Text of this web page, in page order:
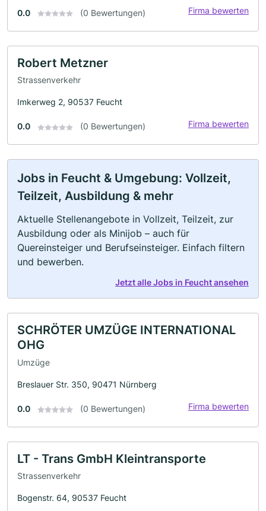
0.0 (0 Bewertungen) Firma bewerten
Robert Metzner
Strassenverkehr
Imkerweg 2, 90537 Feucht
0.0 (0 Bewertungen) Firma bewerten
Jobs in Feucht & Umgebung: Vollzeit,
Teilzeit, Ausbildung & mehr
Aktuelle Stellenangebote in Vollzeit, Teilzeit, zur
Ausbildung oder als Minijob – auch für
Quereinsteiger und Berufseinsteiger. Einfach filtern
und bewerben.
Jetzt alle Jobs in Feucht ansehen
SCHRÖTER UMZÜGE INTERNATIONAL
OHG
Umzüge
Breslauer Str. 350, 90471 Nürnberg
0.0 (0 Bewertungen) Firma bewerten
LT - Trans GmbH Kleintransporte
Strassenverkehr
Bogenstr. 64, 90537 Feucht